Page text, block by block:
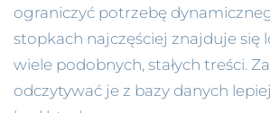
ograniczyć potrzebę
stopkach najczęściej znajduje się
wiele podobnych, stałych treści.
odczytywać je z bazy danych